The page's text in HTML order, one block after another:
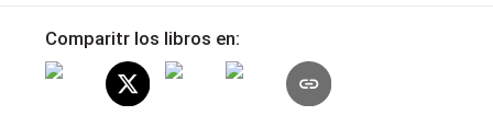
Comparitr los libros en: